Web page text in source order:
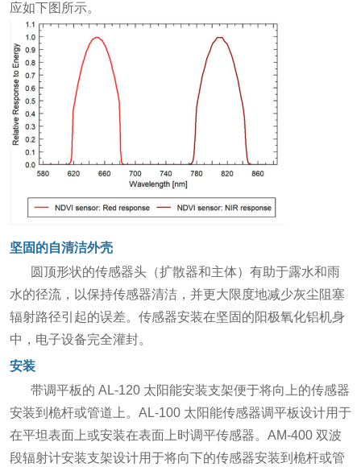
应如下图所示。
坚固的自清洁外壳
圆顶形状的传感器头（扩散器和主体）有助于露水和雨
水的径流，以保持传感器清洁，并更大限度地减少灰尘阻塞
辐射路径引起的误差。传感器安装在坚固的阳极氧化铝机身
中，电子设备完全灌封。
安装
带调平板的 AL-120 太阳能安装支架便于将向上的传感器
安装到桅杆或管道上。AL-100 太阳能传感器调平板设计用于
在平坦表面上或安装在表面上时调平传感器。AM-400 双波
段辐射计安装支架设计用于将向下的传感器安装到桅杆或管